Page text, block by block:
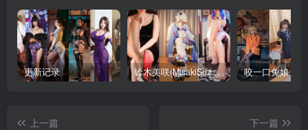
更新记录 铃木美咲(MisakiSuzuki) 合集下载 咬一口兔娘 合
上一篇
下一篇